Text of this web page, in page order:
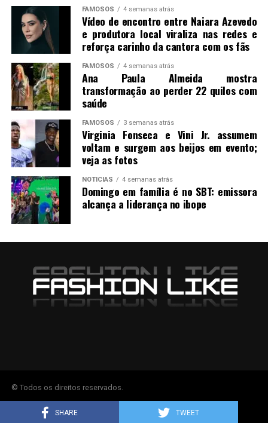
SHARE TWEET
FAMOSOS 4 semanas atrás
Vídeo de encontro entre Naiara Azevedo
e produtora local viraliza nas redes e
reforça carinho da cantora com os fãs
FAMOSOS 4 semanas atrás
Ana Paula Almeida mostra
transformação ao perder 22 quilos com
saúde
FAMOSOS 3 semanas atrás
Virginia Fonseca e Vini Jr. assumem
voltam e surgem aos beijos em evento;
veja as fotos
NOTICIAS 4 semanas atrás
Domingo em família é no SBT: emissora
alcança a liderança no ibope
© Todos os direitos reservados.